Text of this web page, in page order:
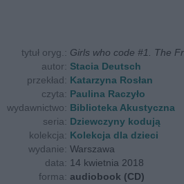
tytuł oryg.: Girls who code #1. The
autor: Stacia Deutsch
przekład: Katarzyna Rosłan
czyta: Paulina Raczyło
wydawnictwo: Biblioteka Akustyczna
seria: Dziewczyny kodują
kolekcja: Kolekcja dla dzieci
wydanie: Warszawa
data: 14 kwietnia 2018
forma: audiobook (CD)